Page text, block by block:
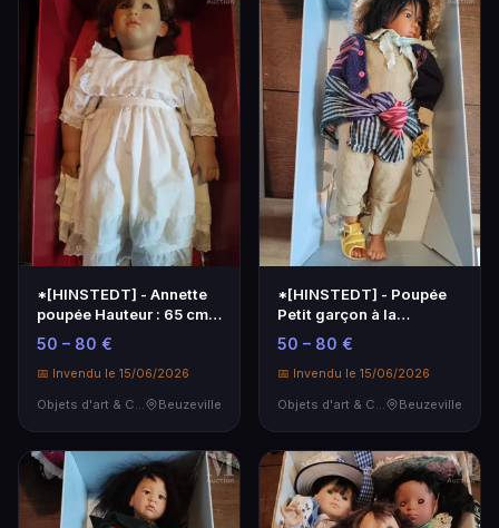
*[HINSTEDT] - Annette
poupée Hauteur : 65 cm
dans une boîte …
50 – 80 €
📅 Invendu le 15/06/2026
Beuzeville
*[HINSTEDT] - Poupée
Petit garçon à la
salopette
50 – 80 €
📅 Invendu le 15/06/2026
Beuzeville